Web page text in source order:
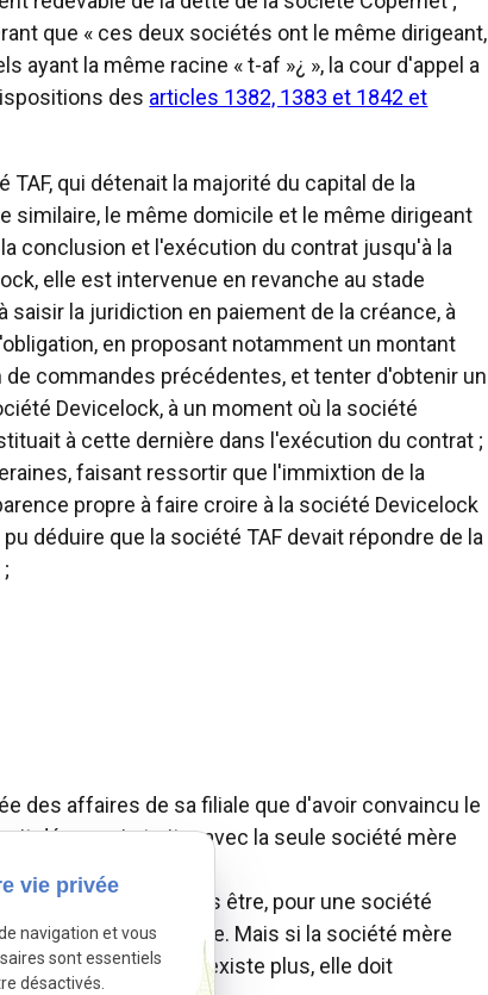
que « ces deux sociétés ont le même dirigeant,
ayant la même racine « t-af »¿ », la cour d'appel a
des articles 1382, 1383 et 1842 et
qui détenait la majorité du capital de la
similaire, le même domicile et le même dirigeant
conclusion et l'exécution du contrat jusqu'à la
elle est intervenue en revanche au stade
la juridiction en paiement de la créance, à
en proposant notamment un montant
commandes précédentes, et tenter d'obtenir un
Devicelock, à un moment où la société
à cette dernière dans l'exécution du contrat ;
faisant ressortir que l'immixtion de la
propre à faire croire à la société Devicelock
déduire que la société TAF devait répondre de la
des affaires de sa filiale que d'avoir convaincu le
désormais traiter avec la seule société mère
d'une filiale ne doit pas être, pour une société
charge de cette dette. Mais si la société mère
filiale parce qu'elle n'existe plus, elle doit
vie privée
navigation et vous
sont essentiels
désactivés.